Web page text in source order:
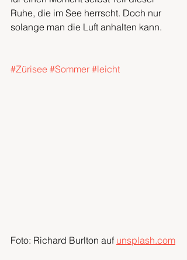
Ruhe, die im See herrscht. Doch nur
solange man die Luft anhalten kann.
#Zürisee #Sommer #leicht
Foto: Richard Burlton auf unsplash.com